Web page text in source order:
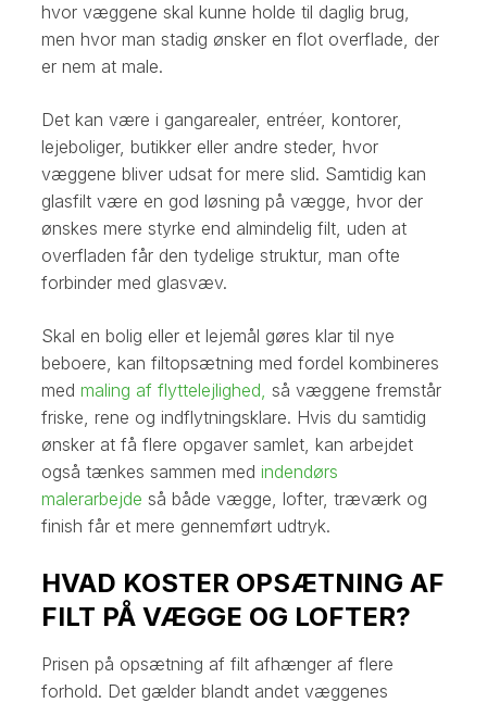
hvor væggene skal kunne holde til daglig brug,
men hvor man stadig ønsker en flot overflade, der
er nem at male.
Det kan være i gangarealer, entréer, kontorer,
lejeboliger, butikker eller andre steder, hvor
væggene bliver udsat for mere slid. Samtidig kan
glasfilt være en god løsning på vægge, hvor der
ønskes mere styrke end almindelig filt, uden at
overfladen får den tydelige struktur, man ofte
forbinder med glasvæv.
Skal en bolig eller et lejemål gøres klar til nye
beboere, kan filtopsætning med fordel kombineres
med maling af flyttelejlighed, så væggene fremstår
friske, rene og indflytningsklare. Hvis du samtidig
ønsker at få flere opgaver samlet, kan arbejdet
også tænkes sammen med indendørs
malerarbejde så både vægge, lofter, træværk og
finish får et mere gennemført udtryk.
HVAD KOSTER OPSÆTNING AF
FILT PÅ VÆGGE OG LOFTER?
Prisen på opsætning af filt afhænger af flere
forhold. Det gælder blandt andet væggenes